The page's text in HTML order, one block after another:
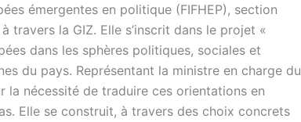
émergentes en politique (FIFHEP), section
travers la GIZ. Elle s’inscrit dans le projet «
dans les sphères politiques, sociales et
du pays. Représentant la ministre en charge du
la nécessité de traduire ces orientations en
Elle se construit, à travers des choix concrets